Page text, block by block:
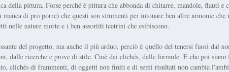
della pittura. Forse perché è pittura che abbonda di chitarre, mandole, flauti e
manca di pro porre) che questi son strumenti per intonare ben altre armonie che
nelle nature morte e i ben assortiti teatrini che esibiscono.
del progetto, ma anche il più arduo, perciò è quello del tenersi fuori dal
dalle ricerche e prove di stile. Cioè dai clichés, dalle formule. E che poi
clichés di frammenti, di oggetti non finiti e di semi risultati non cambia